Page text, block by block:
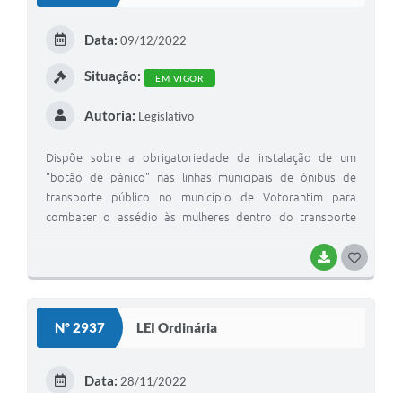
IPTU Selo Verde
Notícias
Contato
BAIXAR
Data: 09/12/2022
Situação: EM VIGOR
Autoria: Legislativo
Dispõe sobre a obrigatoriedade da instalação de um
"botão de pânico" nas linhas municipais de ônibus de
transporte público no município de Votorantim para
combater o assédio às mulheres dentro do transporte
Nº 2937 LEI Ordinária
Data: 28/11/2022